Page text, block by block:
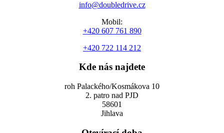
info@doubledrive.cz
Mobil:
+420 607 761 890
+420 722 114 212
Kde nás najdete
roh Palackého/Kosmákova 10
2. patro nad PJD
58601
Jihlava